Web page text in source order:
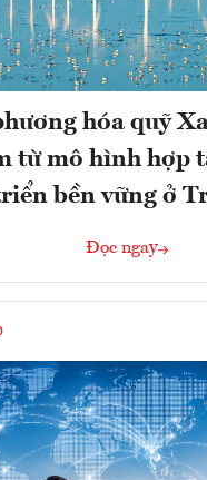
hóa quỹ
từ mô hình hợp
bền vững ở
Đọc ngay